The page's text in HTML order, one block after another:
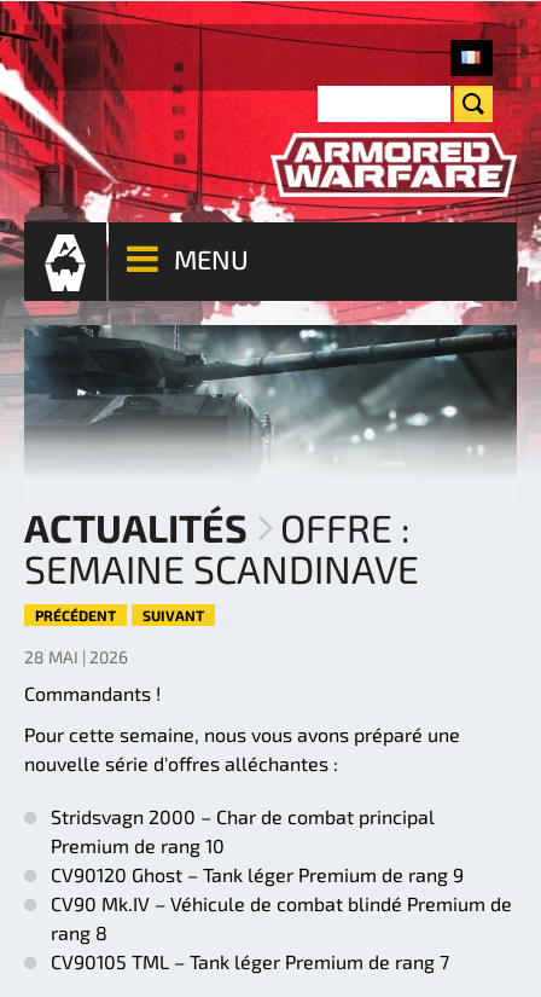
MENU
ACTUALITÉS
OFFRE :
SEMAINE SCANDINAVE
PRÉCÉDENT SUIVANT
28 MAI | 2026
Commandants !
Pour cette semaine, nous vous avons préparé une
nouvelle série d'offres alléchantes :
Stridsvagn 2000 – Char de combat principal
Premium de rang 10
CV90120 Ghost – Tank léger Premium de rang 9
CV90 Mk.IV – Véhicule de combat blindé Premium de
rang 8
CV90105 TML – Tank léger Premium de rang 7